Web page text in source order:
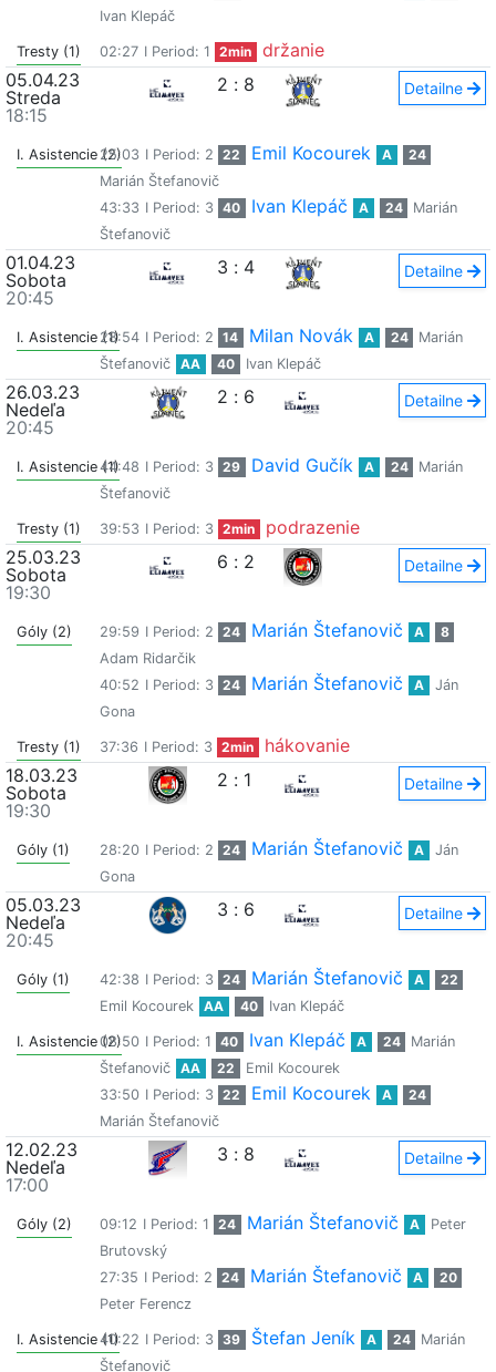
Ivan Klepáč
Tresty (1) 02:27 I Period: 1 2min
držanie
05.04.23
Streda
18:15
2 : 8 Detailne
I. Asistencie (2)25:03 I Period: 2 22 Emil Kocourek A
24
Marián Štefanovič
43:33 I Period: 3 40 Ivan Klepáč A 24
Marián
Štefanovič
01.04.23
Sobota
20:45
3 : 4 Detailne
I. Asistencie (1)28:54 I Period: 2 14 Milan Novák A 24
Marián
Štefanovič
AA 40 Ivan Klepáč
26.03.23
Nedeľa
20:45
2 : 6 Detailne
I. Asistencie (1)44:48 I Period: 3 29 David Gučík A 24
Marián
Štefanovič
Tresty (1) 39:53 I Period: 3 2min
podrazenie
25.03.23
Sobota
19:30
6 : 2 Detailne
Góly (2) 29:59 I Period: 2 24 Marián Štefanovič A
8
Adam Ridarčik
40:52 I Period: 3 24 Marián Štefanovič A
Ján
Gona
Tresty (1) 37:36 I Period: 3 2min
hákovanie
18.03.23
Sobota
19:30
2 : 1 Detailne
Góly (1) 28:20 I Period: 2 24 Marián Štefanovič A
Ján
Gona
05.03.23
Nedeľa
20:45
3 : 6 Detailne
Góly (1) 42:38 I Period: 3 24 Marián Štefanovič A
22
Emil Kocourek
AA 40 Ivan Klepáč
I. Asistencie (2)08:50 I Period: 1 40 Ivan Klepáč A 24
Marián
Štefanovič
AA 22
Emil Kocourek
33:50 I Period: 3 22 Emil Kocourek A
24
Marián Štefanovič
12.02.23
Nedeľa
17:00
3 : 8 Detailne
Góly (2) 09:12 I Period: 1 24 Marián Štefanovič A
Peter
Brutovský
27:35 I Period: 2 24 Marián Štefanovič A
20
Peter Ferencz
I. Asistencie (1)40:22 I Period: 3 39 Štefan Jeník A 24
Marián
Štefanovič